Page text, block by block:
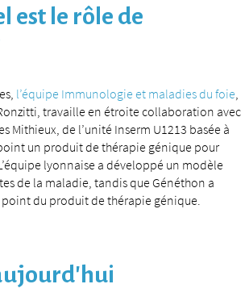
est le rôle de
l’équipe Immunologie et maladies du foie,
travaille en étroite collaboration avec
Mithieux, de l’unité Inserm U1213 basée à
un produit de thérapie génique pour
lyonnaise a développé un modèle
de la maladie, tandis que Généthon a
point du produit de thérapie génique.